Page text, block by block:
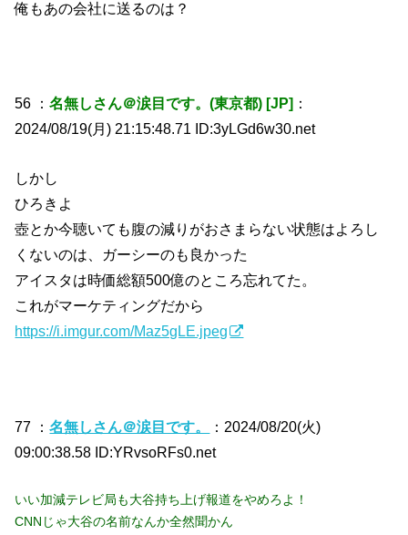
俺もあの会社に送るのは？
56 ：名無しさん＠涙目です。(東京都) [JP] ：
2024/08/19(月) 21:15:48.71 ID:3yLGd6w30.net
しかし
ひろきよ
壺とか今聴いても腹の減りがおさまらない状態はよろし
くないのは、ガーシーのも良かった
アイスタは時価総額500億のところ忘れてた。
これがマーケティングだから
https://i.imgur.com/Maz5gLE.jpeg
77 ：名無しさん＠涙目です。
：2024/08/20(火)
09:00:38.58 ID:YRvsoRFs0.net
いい加減テレビ局も大谷持ち上げ報道をやめろよ！
CNNじゃ大谷の名前なんか全然聞かん